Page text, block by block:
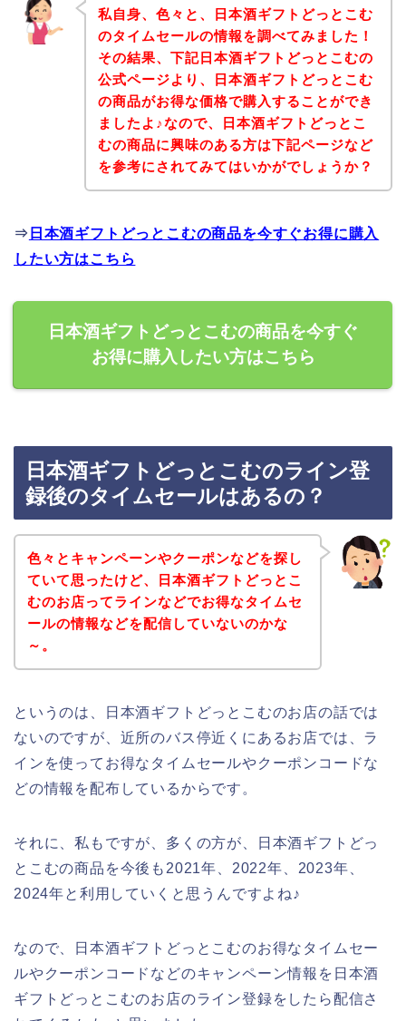
私自身、色々と、日本酒ギフトどっとこむ
のタイムセールの情報を調べてみました！
その結果、下記日本酒ギフトどっとこむの
公式ページより、日本酒ギフトどっとこむ
の商品がお得な価格で購入することができ
ましたよ♪なので、日本酒ギフトどっとこ
むの商品に興味のある方は下記ページなど
を参考にされてみてはいかがでしょうか？
⇒ 日本酒ギフトどっとこむの商品を今すぐお得に購入
したい方はこちら
日本酒ギフトどっとこむの商品を今すぐ
お得に購入したい方はこちら
日本酒ギフトどっとこむのライン登
録後のタイムセールはあるの？
色々とキャンペーンやクーポンなどを探し
ていて思ったけど、日本酒ギフトどっとこ
むのお店ってラインなどでお得なタイムセ
ールの情報などを配信していないのかな
～。
というのは、日本酒ギフトどっとこむのお店の話では
ないのですが、近所のバス停近くにあるお店では、ラ
インを使ってお得なタイムセールやクーポンコードな
どの情報を配布しているからです。
それに、私もですが、多くの方が、日本酒ギフトどっ
とこむの商品を今後も2021年、2022年、2023年、
2024年と利用していくと思うんですよね♪
なので、日本酒ギフトどっとこむのお得なタイムセー
ルやクーポンコードなどのキャンペーン情報を日本酒
ギフトどっとこむのお店のライン登録をしたら配信さ